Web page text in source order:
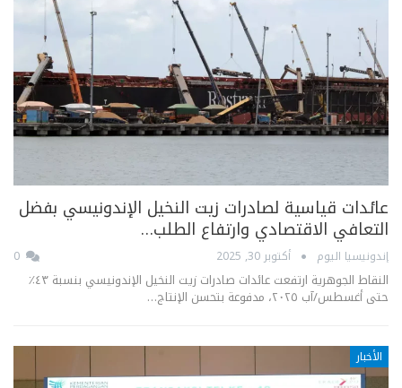
عائدات قياسية لصادرات زيت النخيل الإندونيسي بفضل
التعافي الاقتصادي وارتفاع الطلب…
إندونيسيا اليوم أكتوبر 30, 2025
النقاط الجوهرية ارتفعت عائدات صادرات زيت النخيل الإندونيسي بنسبة ٤٣٪
حتى أغسطس/آب ٢٠٢٥، مدفوعة بتحسن الإنتاج…
الأخبار